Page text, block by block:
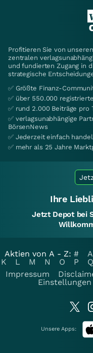
Profitieren Sie von
zentralen
und fundierten Zugang in
strategische
✅ Größte Finanz-
✅ über 550.000
✅ rund 2.000 Beiträge pro
✅ verlagsunabhängige
BörsenNews
✅ Jederzeit einfach
✅ mehr als 25 Jahre
Ihre
Jetzt Depot bei
Aktien von A - Z: # A
K
L M N O P Q
Impressum
Einstellungen
Unsere Apps: